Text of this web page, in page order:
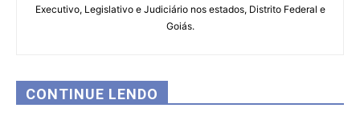
Executivo, Legislativo e Judiciário nos estados, Distrito Federal e
Goiás.
CONTINUE LENDO